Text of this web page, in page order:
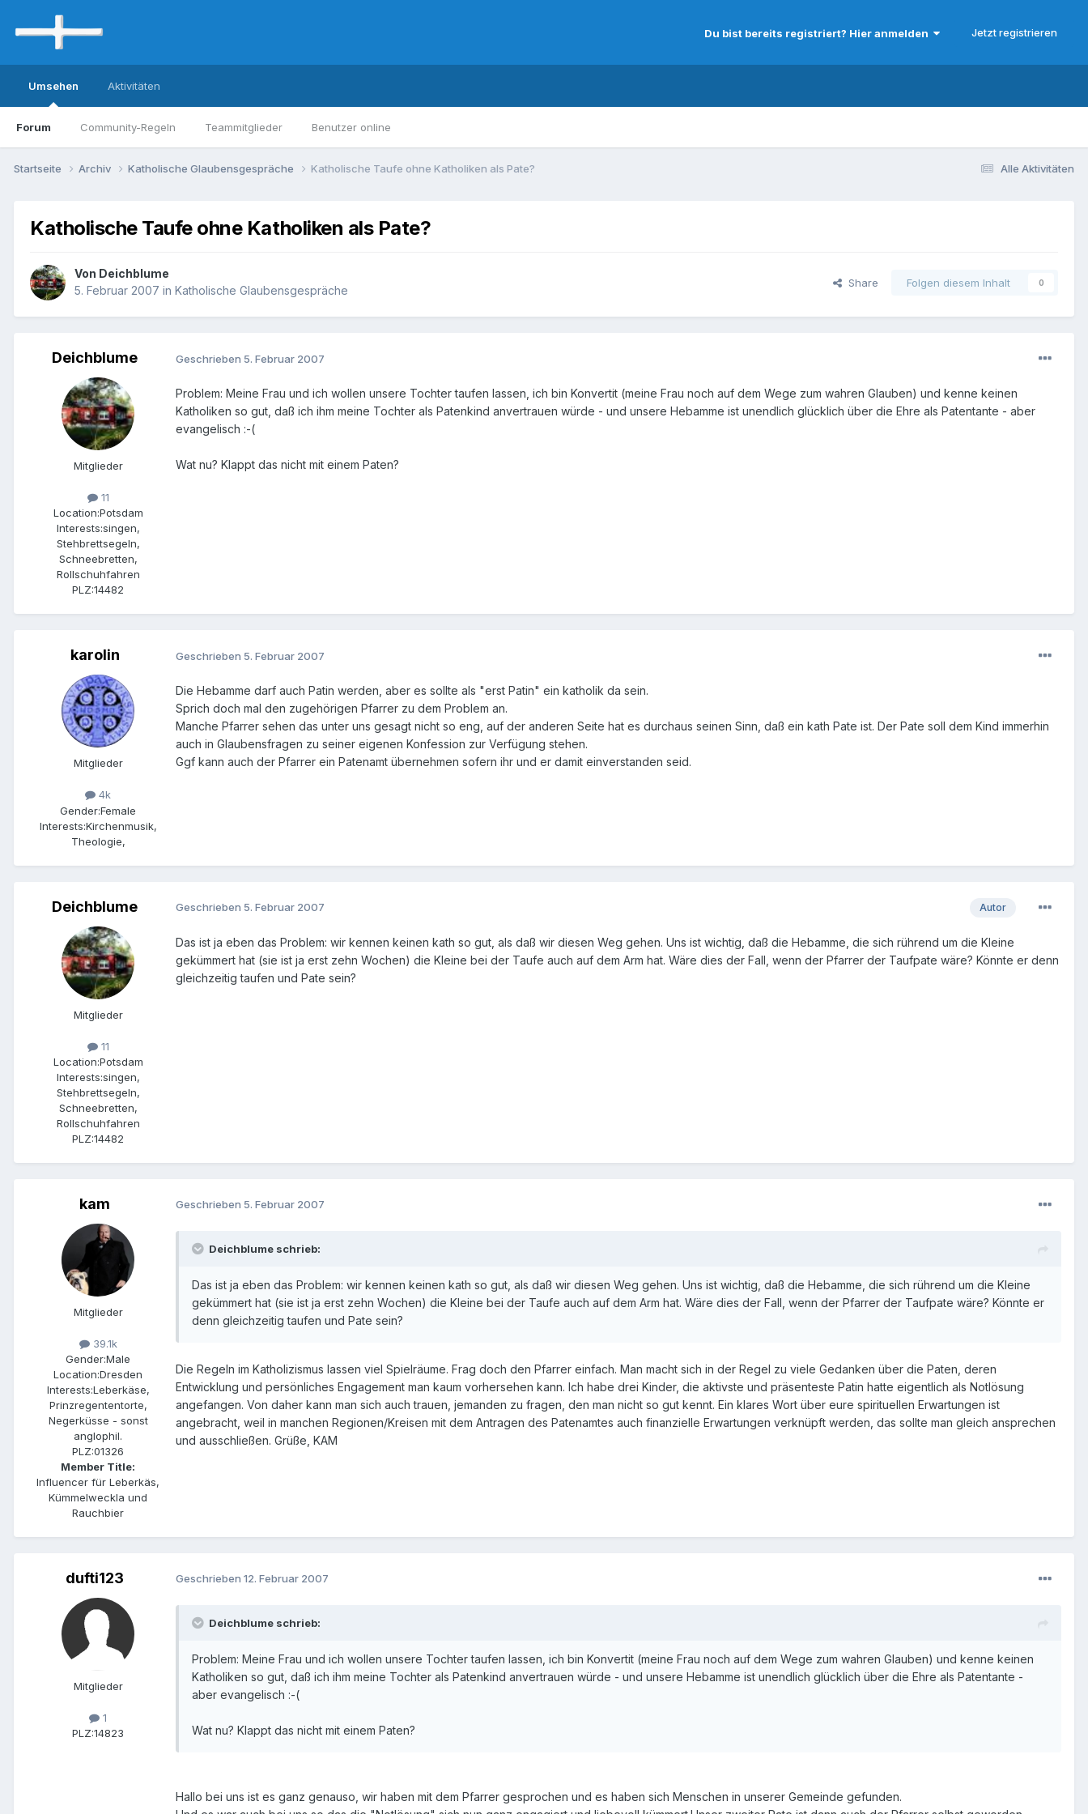
Du bist bereits registriert? Hier anmelden Jetzt registrieren
Umsehen
Forum Community-Regeln Teammitglieder Benutzer online
Aktivitäten
Alle Aktivitäten
Startseite Archiv Katholische Glaubensgespräche Katholische Taufe ohne Katholiken als Pate?
Katholische Taufe ohne Katholiken als Pate?
Von Deichblume
5. Februar 2007 in Katholische Glaubensgespräche
Share Folgen diesem Inhalt 0
Deichblume
Mitglieder
11
Location:Potsdam
Interests:singen,
Stehbrettsegeln,
Schneebretten,
Rollschuhfahren
PLZ:14482
Geschrieben 5. Februar 2007
Problem: Meine Frau und ich wollen unsere Tochter taufen lassen, ich bin Konvertit (meine Frau noch auf dem Wege zum wahren Glauben) und kenne keinen
Katholiken so gut, daß ich ihm meine Tochter als Patenkind anvertrauen würde - und unsere Hebamme ist unendlich glücklich über die Ehre als Patentante - aber
evangelisch :-(
Wat nu? Klappt das nicht mit einem Paten?
karolin
Mitglieder
4k
Gender:Female
Interests:Kirchenmusik,
Theologie,
Geschrieben 5. Februar 2007
Die Hebamme darf auch Patin werden, aber es sollte als "erst Patin" ein katholik da sein.
Sprich doch mal den zugehörigen Pfarrer zu dem Problem an.
Manche Pfarrer sehen das unter uns gesagt nicht so eng, auf der anderen Seite hat es durchaus seinen Sinn, daß ein kath Pate ist. Der Pate soll dem Kind immerhin
auch in Glaubensfragen zu seiner eigenen Konfession zur Verfügung stehen.
Ggf kann auch der Pfarrer ein Patenamt übernehmen sofern ihr und er damit einverstanden seid.
Deichblume
Mitglieder
11
Location:Potsdam
Interests:singen,
Stehbrettsegeln,
Schneebretten,
Rollschuhfahren
PLZ:14482
Autor
Geschrieben 5. Februar 2007
Das ist ja eben das Problem: wir kennen keinen kath so gut, als daß wir diesen Weg gehen. Uns ist wichtig, daß die Hebamme, die sich rührend um die Kleine
gekümmert hat (sie ist ja erst zehn Wochen) die Kleine bei der Taufe auch auf dem Arm hat. Wäre dies der Fall, wenn der Pfarrer der Taufpate wäre? Könnte er denn
gleichzeitig taufen und Pate sein?
kam
Mitglieder
39.1k
Gender:Male
Location:Dresden
Interests:Leberkäse,
Prinzregententorte,
Negerküsse - sonst
anglophil.
PLZ:01326
Member Title:
Influencer für Leberkäs,
Kümmelweckla und
Rauchbier
Geschrieben 5. Februar 2007
Deichblume schrieb:
Das ist ja eben das Problem: wir kennen keinen kath so gut, als daß wir diesen Weg gehen. Uns ist wichtig, daß die Hebamme, die sich rührend um die Kleine
gekümmert hat (sie ist ja erst zehn Wochen) die Kleine bei der Taufe auch auf dem Arm hat. Wäre dies der Fall, wenn der Pfarrer der Taufpate wäre? Könnte er
denn gleichzeitig taufen und Pate sein?
Die Regeln im Katholizismus lassen viel Spielräume. Frag doch den Pfarrer einfach. Man macht sich in der Regel zu viele Gedanken über die Paten, deren
Entwicklung und persönliches Engagement man kaum vorhersehen kann. Ich habe drei Kinder, die aktivste und präsenteste Patin hatte eigentlich als Notlösung
angefangen. Von daher kann man sich auch trauen, jemanden zu fragen, den man nicht so gut kennt. Ein klares Wort über eure spirituellen Erwartungen ist
angebracht, weil in manchen Regionen/Kreisen mit dem Antragen des Patenamtes auch finanzielle Erwartungen verknüpft werden, das sollte man gleich ansprechen
und ausschließen. Grüße, KAM
dufti123
Mitglieder
1
PLZ:14823
Geschrieben 12. Februar 2007
Deichblume schrieb:
Problem: Meine Frau und ich wollen unsere Tochter taufen lassen, ich bin Konvertit (meine Frau noch auf dem Wege zum wahren Glauben) und kenne keinen
Katholiken so gut, daß ich ihm meine Tochter als Patenkind anvertrauen würde - und unsere Hebamme ist unendlich glücklich über die Ehre als Patentante -
aber evangelisch :-(
Wat nu? Klappt das nicht mit einem Paten?
Hallo bei uns ist es ganz genauso, wir haben mit dem Pfarrer gesprochen und es haben sich Menschen in unserer Gemeinde gefunden.